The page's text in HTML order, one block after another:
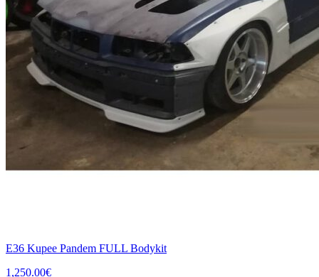
E36 Kupee Pandem FULL Bodykit
1,250.00€